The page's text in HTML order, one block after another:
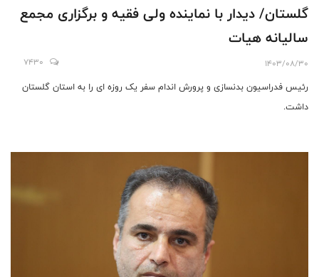
گلستان/ دیدار با نماینده ولی فقیه و برگزاری مجمع
سالیانه هیات
1403/08/30
7430
رئیس فدراسیون بدنسازی و پرورش اندام سفر یک روزه ای را به استان گلستان
داشت.